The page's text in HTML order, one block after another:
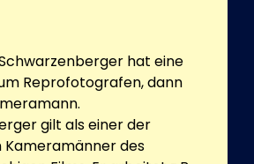
hat eine
Reprofotografen, dann
gilt als einer der
Kameramänner des